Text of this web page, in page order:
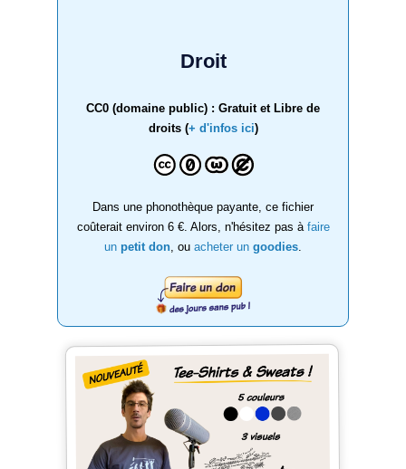
Droit
CC0 (domaine public) : Gratuit et Libre de
droits (+ d'infos ici)
Dans une phonothèque payante, ce fichier
coûterait environ 6 €. Alors, n'hésitez pas à faire
un petit don , ou acheter un goodies